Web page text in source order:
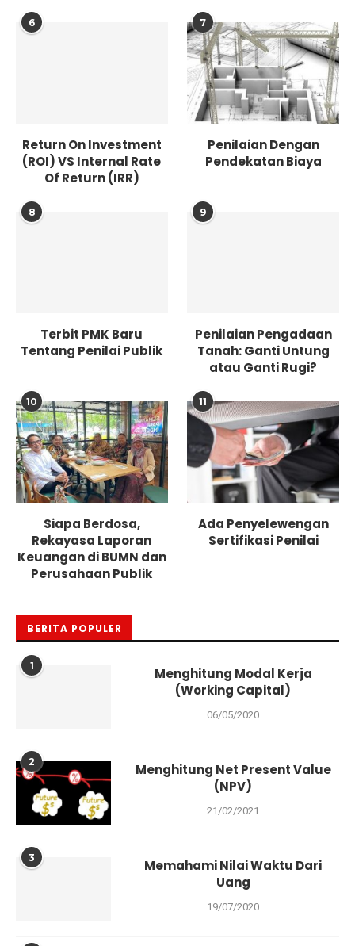
6
Return On Investment
(ROI) VS Internal Rate
Of Return (IRR)
7
Penilaian Dengan
Pendekatan Biaya
8
Terbit PMK Baru
Tentang Penilai Publik
9
Penilaian Pengadaan
Tanah: Ganti Untung
atau Ganti Rugi?
10
Siapa Berdosa,
Rekayasa Laporan
Keuangan di BUMN dan
Perusahaan Publik
11
Ada Penyelewengan
Sertifikasi Penilai
BERITA POPULER
1
Menghitung Modal Kerja
(Working Capital)
06/05/2020
2
Menghitung Net Present Value
(NPV)
21/02/2021
3
Memahami Nilai Waktu Dari
Uang
19/07/2020